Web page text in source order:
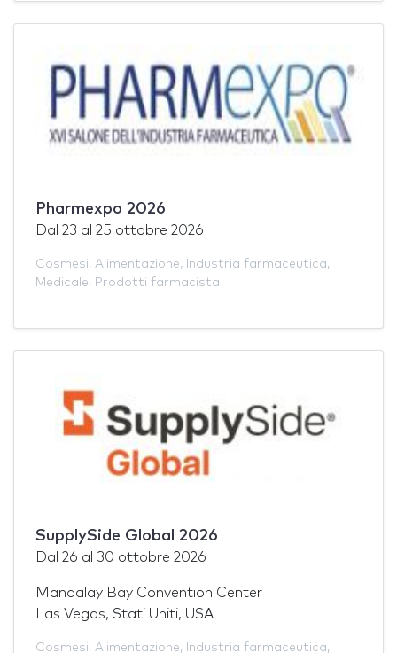
Pharmexpo 2026
Dal 23 al 25 ottobre 2026
Cosmesi, Alimentazione, Industria farmaceutica,
Medicale, Prodotti farmacista
SupplySide Global 2026
Dal 26 al 30 ottobre 2026
Mandalay Bay Convention Center
Las Vegas, Stati Uniti, USA
Cosmesi, Alimentazione, Industria farmaceutica,